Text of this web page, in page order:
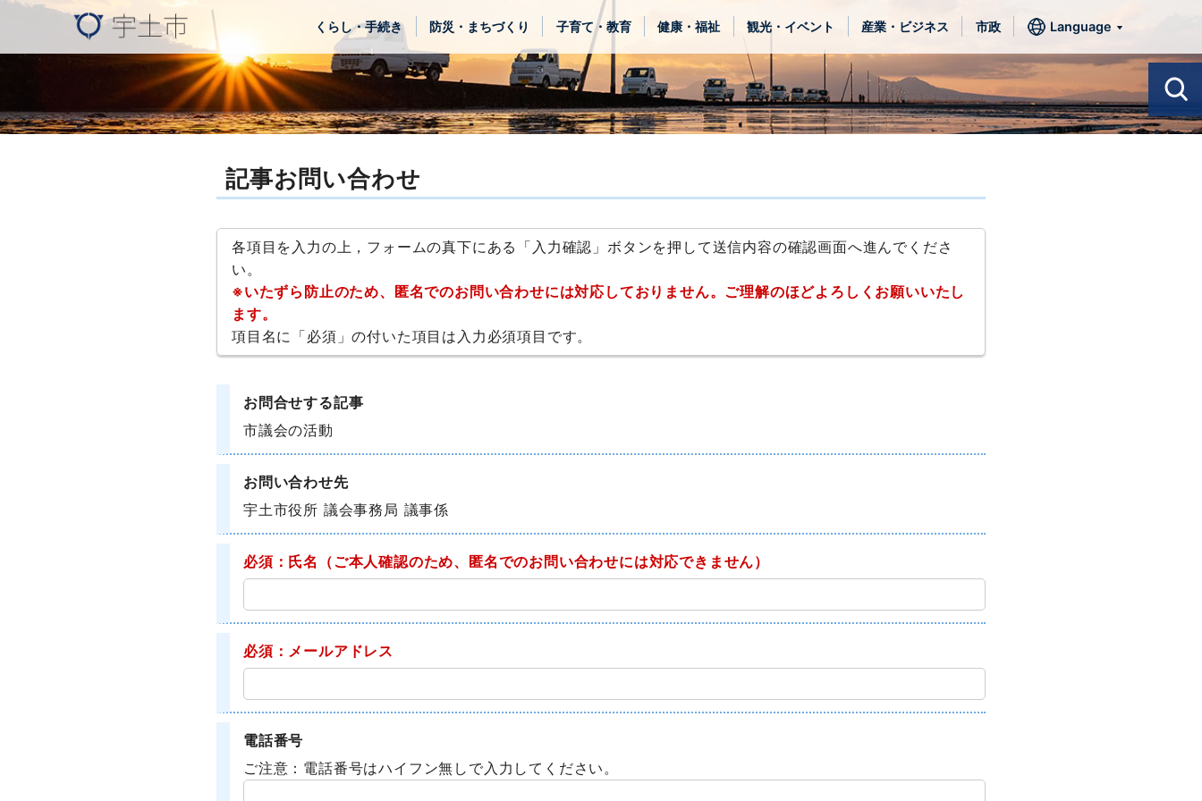
くらし・手続き 防災・まちづくり 子育て・教育 健康・福祉 観光・イベント 産業・ビジネス 市政 Language
記事お問い合わせ
各項目を入力の上，フォームの真下にある「入力確認」ボタンを押して送信内容の確認画面へ進んでくださ
い。
※いたずら防止のため、匿名でのお問い合わせには対応しておりません。ご理解のほどよろしくお願いいたし
ます。
項目名に「必須」の付いた項目は入力必須項目です。
お問合せする記事
市議会の活動
お問い合わせ先
宇土市役所 議会事務局 議事係
必須：氏名 （ご本人確認のため、匿名でのお問い合わせには対応できません）
必須：メールアドレス
電話番号
ご注意：電話番号はハイフン無しで入力してください。